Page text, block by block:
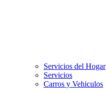
Servicios del Hogar
Servicios
Carros y Vehiculos